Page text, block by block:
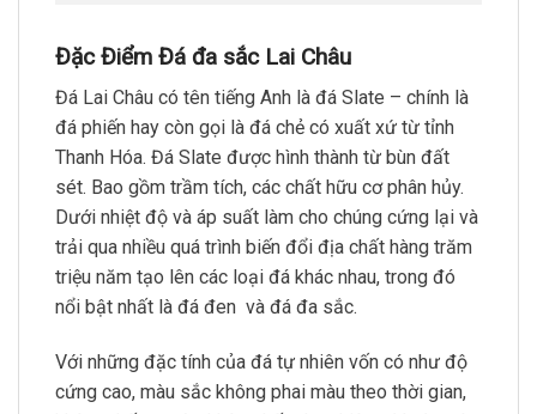
Đặc Điểm Đá đa sắc Lai Châu
Đá Lai Châu có tên tiếng Anh là đá Slate – chính là
đá phiến hay còn gọi là đá chẻ có xuất xứ từ tỉnh
Thanh Hóa. Đá Slate được hình thành từ bùn đất
sét. Bao gồm trầm tích, các chất hữu cơ phân hủy.
Dưới nhiệt độ và áp suất làm cho chúng cứng lại và
trải qua nhiều quá trình biến đổi địa chất hàng trăm
triệu năm tạo lên các loại đá khác nhau, trong đó
nổi bật nhất là đá đen và đá đa sắc.
Với những đặc tính của đá tự nhiên vốn có như độ
cứng cao, màu sắc không phai màu theo thời gian,